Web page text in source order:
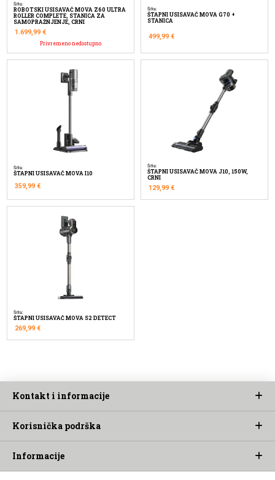
Šifra:
ROBOTSKI USISAVAČ MOVA Z60 ULTRA
ROLLER COMPLETE, STANICA ZA
SAMOPRAŽNJENJE, CRNI
1.699,99€
Privremeno nedostupno
Šifra:
ŠTAPNI USISAVAČ MOVA G70 +
STANICA
499,99€
Šifra:
ŠTAPNI USISAVAČ MOVA I10
359,99€
Šifra:
ŠTAPNI USISAVAČ MOVA J10, 150W,
CRNI
129,99€
Šifra:
ŠTAPNI USISAVAČ MOVA S2 DETECT
269,99€
Kontakt i informacije
Korisnička podrška
Informacije